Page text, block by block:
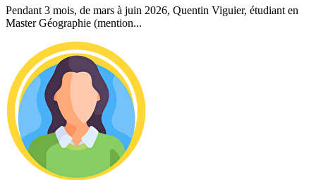
Pendant 3 mois, de mars à juin 2026, Quentin Viguier, étudiant en
Master Géographie (mention...